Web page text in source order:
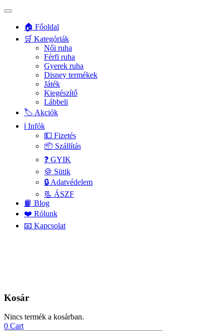
🏠 Főoldal
🛒 Kategóriák
Női ruha
Férfi ruha
Gyerek ruha
Disney termékek
Játék
Kiegészítő
Lábbeli
🏷️ Akciók
ℹ️ Infók
💵 Fizetés
📦 Szállítás
❓ GYIK
🍪 Sütik
🔒 Adatvédelem
📃 ÁSZF
📙 Blog
❤️ Rólunk
📧 Kapcsolat
Kosár
Nincs termék a kosárban.
0 Cart